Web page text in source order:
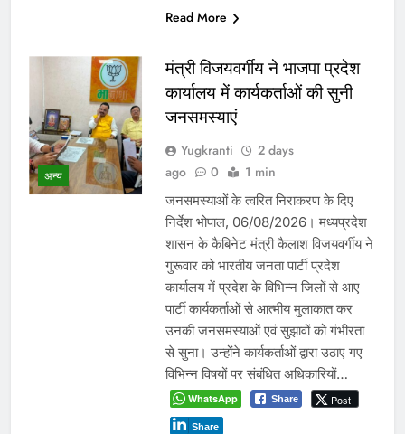
Read More
अन्य
मंत्री विजयवर्गीय ने भाजपा प्रदेश
कार्यालय में कार्यकर्ताओं की सुनी
जनसमस्याएं
Yugkranti
2 days
ago
0 1 min
जनसमस्याओं के त्वरित निराकरण के दिए
निर्देश भोपाल, 06/08/2026। मध्यप्रदेश
शासन के कैबिनेट मंत्री कैलाश विजयवर्गीय ने
गुरूवार को भारतीय जनता पार्टी प्रदेश
कार्यालय में प्रदेश के विभिन्न जिलों से आए
पार्टी कार्यकर्ताओं से आत्मीय मुलाकात कर
उनकी जनसमस्याओं एवं सुझावों को गंभीरता
से सुना। उन्होंने कार्यकर्ताओं द्वारा उठाए गए
विभिन्न विषयों पर संबंधित अधिकारियों…
WhatsApp Share Post
Share